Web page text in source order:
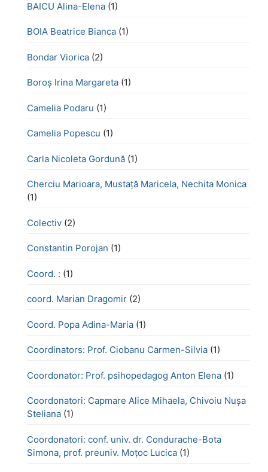
BAICU Alina-Elena (1)
BOIA Beatrice Bianca (1)
Bondar Viorica (2)
Boroş Irina Margareta (1)
Camelia Podaru (1)
Camelia Popescu (1)
Carla Nicoleta Gordună (1)
Cherciu Marioara, Mustață Maricela, Nechita Monica
(1)
Colectiv (2)
Constantin Porojan (1)
Coord. : (1)
coord. Marian Dragomir (2)
Coord. Popa Adina-Maria (1)
Coordinators: Prof. Ciobanu Carmen-Silvia (1)
Coordonator: Prof. psihopedagog Anton Elena (1)
Coordonatori: Capmare Alice Mihaela, Chivoiu Nușa
Steliana (1)
Coordonatori: conf. univ. dr. Condurache-Bota
Simona, prof. preuniv. Moțoc Lucica (1)